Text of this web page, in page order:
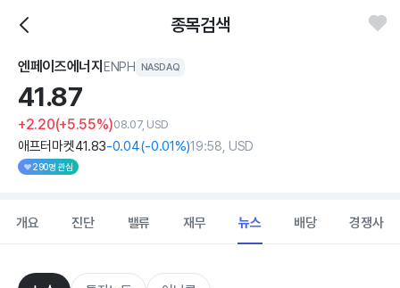
종목검색
엔페이즈에너지 ENPH NASDAQ
41.87
+2.20(+5.55%)08.07, USD
애프터마켓41.83-0.04(-0.01%)19:58, USD
290명 관심
개요 진단 밸류 재무 뉴스 배당 경쟁사